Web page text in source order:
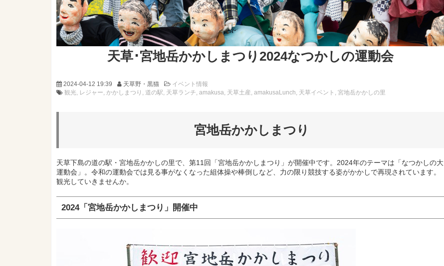
天草･宮地岳かかしまつり2024なつかしの運動会
2024-04-12 19:39 天草野・黒猫
イベント情報
観光 レジャー かかしまつり 道の駅 天草ランチ amakusa 天草土産 amakusaLunch 天草イベント 宮地岳かかしの里
宮地岳かかしまつり
天草下島の道の駅・宮地岳かかしの里で、第11回「宮地岳かかしまつり」が開催中です。2024年のテーマは「なつかしの大
運動会」。令和の運動会では見る事がなくなった組体操や棒倒しなど、力の限り競技する姿がかかしで再現されています。
観光していきませんか。
2024「宮地岳かかしまつり」開催中